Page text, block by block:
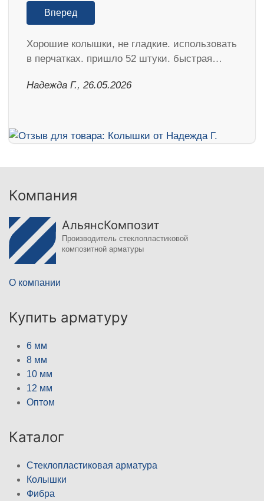
Вперед
Хорошие колышки, не гладкие. использовать
в перчатках. пришло 52 штуки. быстрая…
Надежда Г., 26.05.2026
Компания
АльянсКомпозит
Производитель стеклопластиковой
композитной арматуры
О компании
Купить арматуру
6 мм
8 мм
10 мм
12 мм
Оптом
Каталог
Стеклопластиковая арматура
Колышки
Фибра